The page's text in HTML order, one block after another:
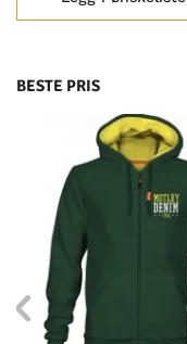
BESTE PRIS